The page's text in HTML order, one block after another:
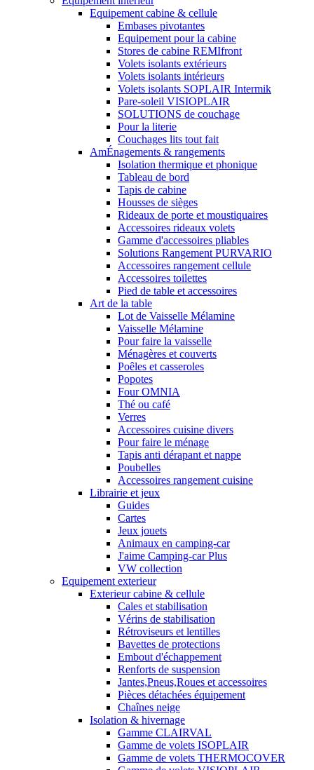
Equipement cabine & cellule
Embases pivotantes
Equipement pour la cabine
Stores de cabine REMIfront
Volets isolants extérieurs
Volets isolants intérieurs
Volets isolants SOPLAIR Intermik
Pare-soleil VISIOPLAIR
SOLUTIONS de couchage
Pour la literie
Couchages lits tout fait
AmÉnagements & rangements
Isolation thermique et phonique
Tableau de bord
Tapis de cabine
Housses de sièges
Rideaux de porte et moustiquaires
Accessoires rideaux volets
Gamme d'accessoires pliables
Solutions Rangement PURVARIO
Accessoires rangement cellule
Accessoires toilettes
Pied de table et accessoires
Art de la table
Lot de Vaisselle Mélamine
Vaisselle Mélamine
Pour faire la vaisselle
Ménagères et couverts
Poêles et casseroles
Popotes
Four OMNIA
Thé ou café
Verres
Accessoires cuisine divers
Pour faire le ménage
Tapis anti dérapant et nappe
Poubelles
Accessoires rangement cuisine
Librairie et jeux
Guides
Cartes
Jeux jouets
Animaux en camping-car
J'aime Camping-car Plus
VW collection
Equipement exterieur
Exterieur cabine & cellule
Cales et stabilisation
Vérins de stabilisation
Rétroviseurs et lentilles
Bavettes de protections
Embout d'échappement
Renforts de suspension
Jantes,Pneus,Roues et accessoires
Pièces détachées équipement
Chaînes neige
Isolation & hivernage
Gamme CLAIRVAL
Gamme de volets ISOPLAIR
Gamme de volets THERMOCOVER